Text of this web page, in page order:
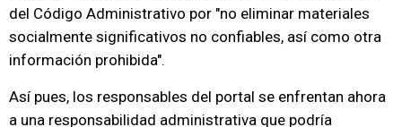
del Código Administrativo por "no eliminar materiales
socialmente significativos no confiables, así como otra
información prohibida".
Así pues, los responsables del portal se enfrentan ahora
a una responsabilidad administrativa que podría